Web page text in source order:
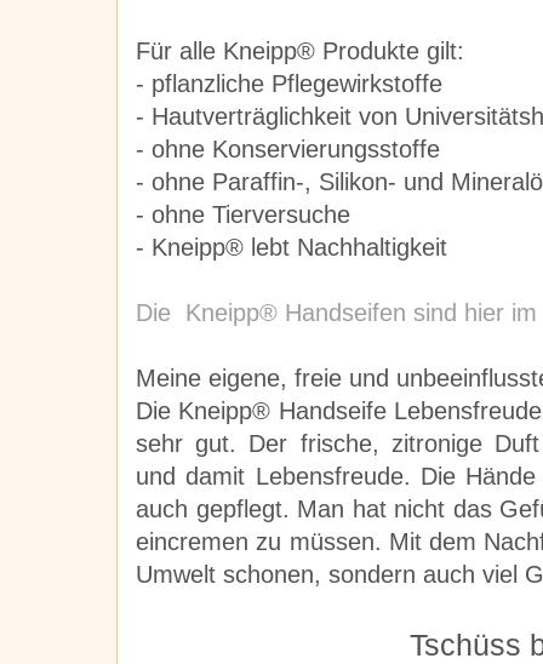
Für alle Kneipp® Produkte gilt:
- pflanzliche Pflegewirkstoffe
- Hautverträglichkeit von
- ohne Konservierungsstoffe
- ohne Paraffin-, Silikon- und
- ohne Tierversuche
- Kneipp® lebt Nachhaltigkeit
Die Kneipp® Handseifen sind hier
Meine eigene, freie und
Die Kneipp® Handseife
sehr gut. Der frische, zitronige
und damit Lebensfreude. Die
auch gepflegt. Man hat nicht das
eincremen zu müssen. Mit dem
Umwelt schonen, sondern auch viel
Tschüss